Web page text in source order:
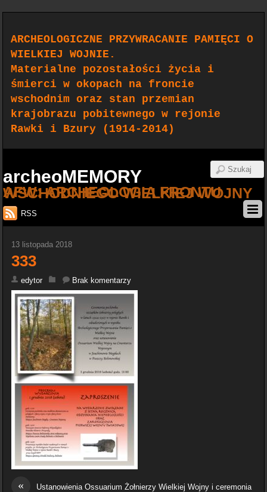
ARCHEOLOGICZNE PRZYWRACANIE PAMIĘCI O
WIELKIEJ WOJNIE.
Materialne pozostałości życia i
śmierci w okopach na froncie
wschodnim oraz stan przemian
krajobrazu pobitewnego w rejonie
Rawki i Bzury (1914-2014)
archeoMEMORY
AFW: ARCHEOLOGIA FRONTU WSCHODNIEGO WIELKIEJ WOJNY
RSS
13 listopada 2018
333
edytor Brak komentarzy
«
Ustanowienia Ossuarium Żołnierzy Wielkiej Wojny i ceremonia